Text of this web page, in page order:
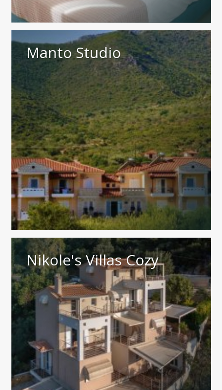
Manto Studio
Nikole's Villas Cozy